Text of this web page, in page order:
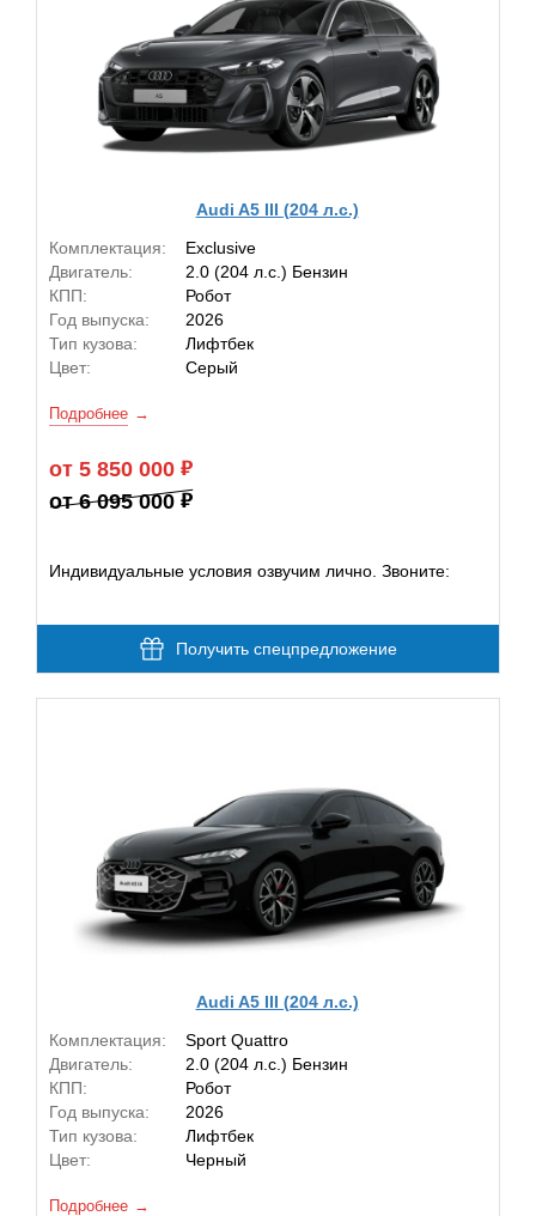
Audi A5 III (204 л.с.)
Комплектация:
Exclusive
Двигатель:
2.0 (204 л.с.) Бензин
КПП:
Робот
Год выпуска:
2026
Тип кузова:
Лифтбек
Цвет:
Серый
Подробнее
от 5 850 000
от 6 095 000
Индивидуальные условия озвучим лично. Звоните:
Получить спецпредложение
Audi A5 III (204 л.с.)
Комплектация:
Sport Quattro
Двигатель:
2.0 (204 л.с.) Бензин
КПП:
Робот
Год выпуска:
2026
Тип кузова:
Лифтбек
Цвет:
Черный
Подробнее